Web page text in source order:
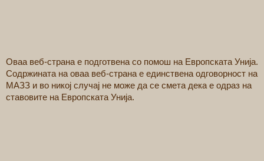
Оваа веб-страна е подготвена со помош на Европската Унија.
Содржината на оваа веб-страна е единствена одговорност на
МАЗЗ и во никој случај не може да се смета дека е одраз на
ставовите на Европската Унија.